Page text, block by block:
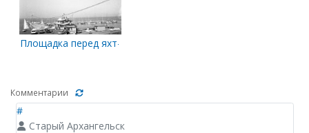
Площадка перед яхт-клубом
Комментарии
#
Старый Архангельск